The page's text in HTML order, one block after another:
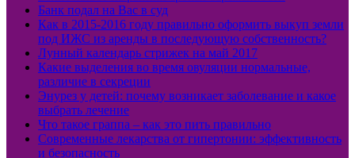
Банк подал на Вас в суд
Как в 2015-2016 году правильно оформить выкуп земли
под ИЖС из аренды в последующую собственность?
Лунный календарь стрижек на май 2017
Какие выделения во время овуляции нормальные,
различие в секреции
Энурез у детей: почему возникает заболевание и какое
выбрать лечение
Что такое граппа – как это пить правильно
Современные лекарства от гипертонии: эффективность
и безопасность